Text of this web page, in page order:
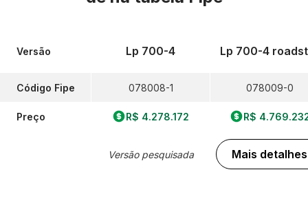
Versão
Código Fipe
Preço
Lp 700-4
078008-1
R$ 4.278.172
Versão pesquisada
Lp 700-4
078009-0
R$
Mais detalhes